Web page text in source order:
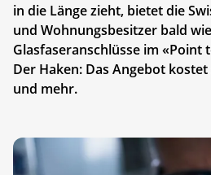
in die Länge zieht, bietet die
und Wohnungsbesitzer bald
Glasfaseranschlüsse im «Point
Der Haken: Das Angebot
und mehr.